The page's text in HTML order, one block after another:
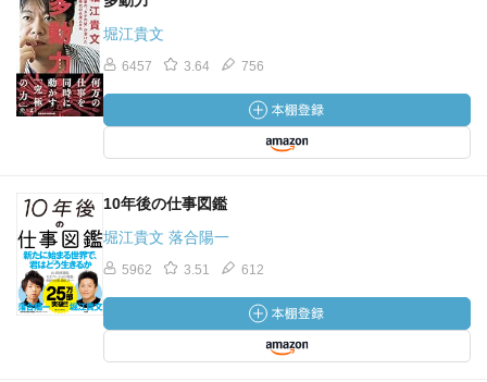
堀江貴文
6457 3.64 756
10年後の仕事図鑑
堀江貴文 落合陽一
5962 3.51 612